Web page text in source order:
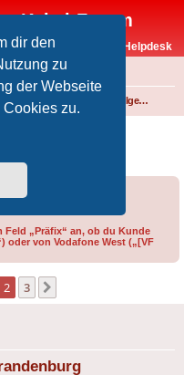
dir den
zu
der Webseite
zu.
Kabel-Forum
Vodafone-Kabel-Helpdesk
Technik allgemein
„Präfix“ an, ob du Kunde
oder von Vodafone West („[VF
2 3